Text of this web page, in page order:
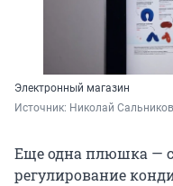
Электронный магазин
Источник: Николай
Еще одна плюшка —
регулирование